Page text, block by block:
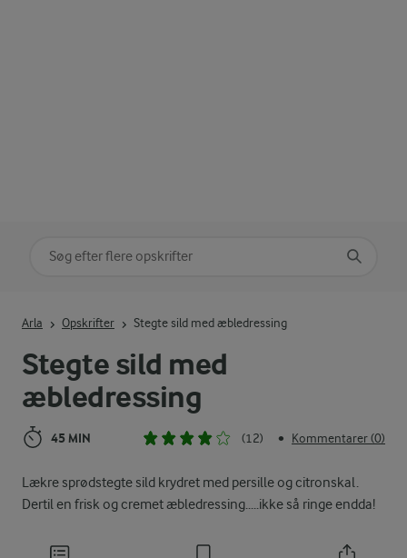
Stegte sild med
æbledressing
45 MIN (12) • Kommentarer (0)
Lækre sprødstegte sild krydret med persille og citronskal.
Dertil en frisk og cremet æbledressing.....ikke så ringe endda!
Arla Opskrifter Stegte sild med æbledressing
Søg på kategori